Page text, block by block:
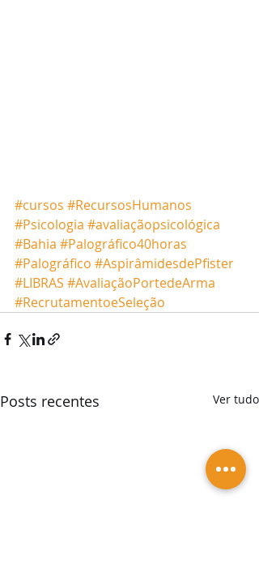
#cursos #RecursosHumanos
#Psicologia #avaliaçãopsicológica
#Bahia #Palográfico40horas
#Palográfico #AspirâmidesdePfister
#LIBRAS #AvaliaçãoPortedeArma
#RecrutamentoeSeleção
Posts recentes Ver tudo